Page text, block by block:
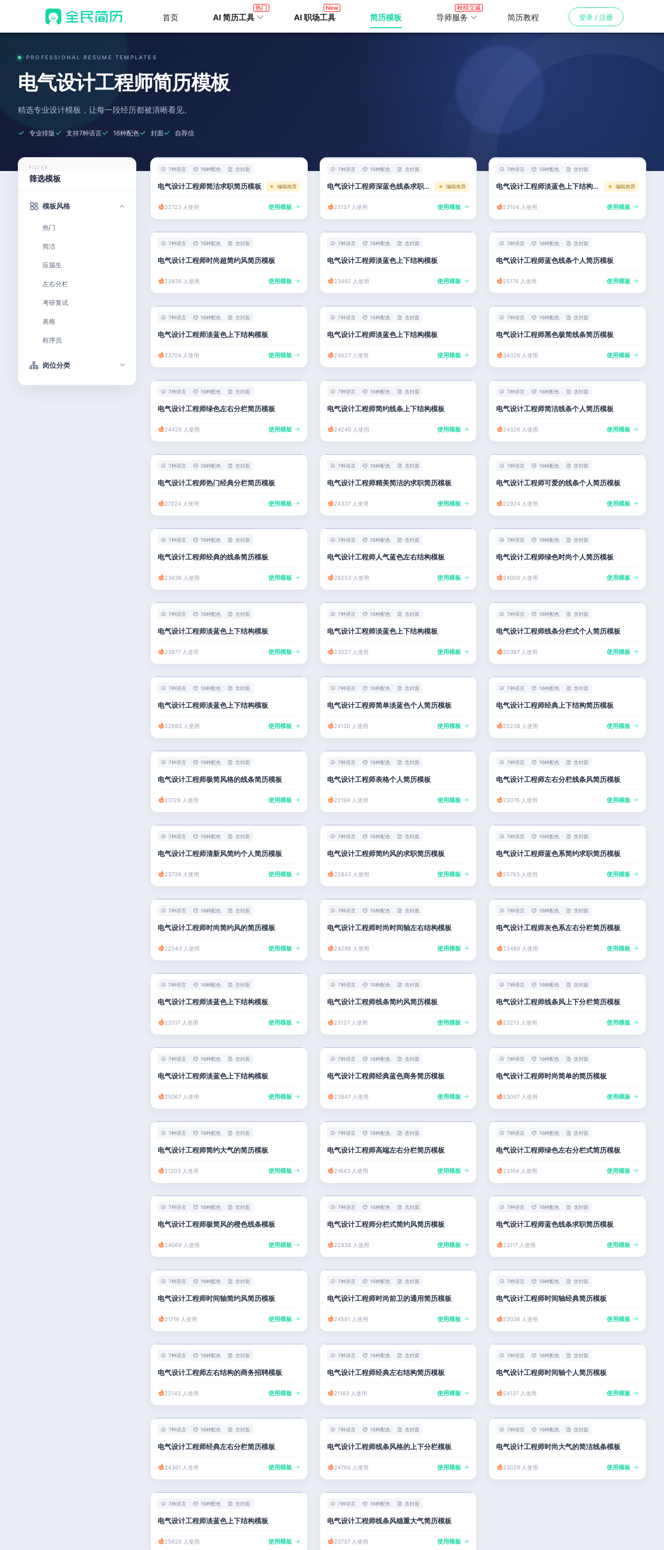
首页 AI 简历工具
热门
AI 职场工具
New
简历模板 导师服务
秋招立减
简历教程 登录 / 注册
PROFESSIONAL RESUME TEMPLATES
电气设计工程师简历模板
精选专业设计模板，让每一段经历都被清晰看见。
专业排版 支持7种语言 16种配色 封面 自荐信
FILTER
筛选模板
模板风格
热门
简洁
应届生
左右分栏
考研复试
表格
程序员
岗位分类
技术 / 研发
7种语言 16种配色 含封面
电气设计工程师简洁求职简历模板 编辑推荐
22723 人使用 使用模板
7种语言 16种配色 含封面
电气设计工程师深蓝色线条求职简历模板 编辑推荐
23137 人使用 使用模板
7种语言 16种配色 含封面
电气设计工程师淡蓝色上下结构模板 编辑推荐
23104 人使用 使用模板
7种语言 16种配色 含封面
电气设计工程师时尚超简约风简历模板
22836 人使用 使用模板
7种语言 16种配色 含封面
电气设计工程师淡蓝色上下结构模板
23492 人使用 使用模板
7种语言 16种配色 含封面
电气设计工程师蓝色线条个人简历模板
25176 人使用 使用模板
7种语言 16种配色 含封面
电气设计工程师淡蓝色上下结构模板
23704 人使用 使用模板
7种语言 16种配色 含封面
电气设计工程师淡蓝色上下结构模板
24027 人使用 使用模板
7种语言 16种配色 含封面
电气设计工程师黑色极简线条简历模板
34326 人使用 使用模板
7种语言 16种配色 含封面
电气设计工程师绿色左右分栏简历模板
24426 人使用 使用模板
7种语言 16种配色 含封面
电气设计工程师简约线条上下结构模板
24240 人使用 使用模板
7种语言 16种配色 含封面
电气设计工程师简洁线条个人简历模板
24326 人使用 使用模板
7种语言 16种配色 含封面
电气设计工程师热门经典分栏简历模板
27224 人使用 使用模板
7种语言 16种配色 含封面
电气设计工程师精美简洁的求职简历模板
24337 人使用 使用模板
7种语言 16种配色 含封面
电气设计工程师可爱的线条个人简历模板
22924 人使用 使用模板
7种语言 16种配色 含封面
电气设计工程师经典的线条简历模板
23636 人使用 使用模板
7种语言 16种配色 含封面
电气设计工程师人气蓝色左右结构模板
28253 人使用 使用模板
7种语言 16种配色 含封面
电气设计工程师绿色时尚个人简历模板
24000 人使用 使用模板
7种语言 16种配色 含封面
电气设计工程师淡蓝色上下结构模板
23877 人使用 使用模板
7种语言 16种配色 含封面
电气设计工程师淡蓝色上下结构模板
23027 人使用 使用模板
7种语言 16种配色 含封面
电气设计工程师线条分栏式个人简历模板
20387 人使用 使用模板
7种语言 16种配色 含封面
电气设计工程师淡蓝色上下结构模板
22693 人使用 使用模板
7种语言 16种配色 含封面
电气设计工程师简单淡蓝色个人简历模板
24130 人使用 使用模板
7种语言 16种配色 含封面
电气设计工程师经典上下结构简历模板
25238 人使用 使用模板
7种语言 16种配色 含封面
电气设计工程师极简风格的线条简历模板
23128 人使用 使用模板
7种语言 16种配色 含封面
电气设计工程师表格个人简历模板
22194 人使用 使用模板
7种语言 16种配色 含封面
电气设计工程师左右分栏线条风简历模板
23076 人使用 使用模板
7种语言 16种配色 含封面
电气设计工程师清新风简约个人简历模板
23739 人使用 使用模板
7种语言 16种配色 含封面
电气设计工程师简约风的求职简历模板
22843 人使用 使用模板
7种语言 16种配色 含封面
电气设计工程师蓝色系简约求职简历模板
25763 人使用 使用模板
7种语言 16种配色 含封面
电气设计工程师时尚简约风的简历模板
22243 人使用 使用模板
7种语言 16种配色 含封面
电气设计工程师时尚时间轴左右结构模板
24298 人使用 使用模板
7种语言 16种配色 含封面
电气设计工程师灰色系左右分栏简历模板
23489 人使用 使用模板
7种语言 16种配色 含封面
电气设计工程师淡蓝色上下结构模板
23317 人使用 使用模板
7种语言 16种配色 含封面
电气设计工程师线条简约风简历模板
23127 人使用 使用模板
7种语言 16种配色 含封面
电气设计工程师线条风上下分栏简历模板
23213 人使用 使用模板
7种语言 16种配色 含封面
电气设计工程师淡蓝色上下结构模板
25067 人使用 使用模板
7种语言 16种配色 含封面
电气设计工程师经典蓝色商务简历模板
23847 人使用 使用模板
7种语言 16种配色 含封面
电气设计工程师时尚简单的简历模板
23067 人使用 使用模板
7种语言 16种配色 含封面
电气设计工程师简约大气的简历模板
21203 人使用 使用模板
7种语言 16种配色 含封面
电气设计工程师高端左右分栏简历模板
21643 人使用 使用模板
7种语言 16种配色 含封面
电气设计工程师绿色左右分栏式简历模板
23164 人使用 使用模板
7种语言 16种配色 含封面
电气设计工程师极简风的橙色线条模板
24069 人使用 使用模板
7种语言 16种配色 含封面
电气设计工程师分栏式简约风简历模板
22938 人使用 使用模板
7种语言 16种配色 含封面
电气设计工程师蓝色线条求职简历模板
23117 人使用 使用模板
7种语言 16种配色 含封面
电气设计工程师时间轴简约风简历模板
21716 人使用 使用模板
7种语言 16种配色 含封面
电气设计工程师时尚前卫的通用简历模板
24581 人使用 使用模板
7种语言 16种配色 含封面
电气设计工程师时间轴经典简历模板
23036 人使用 使用模板
7种语言 16种配色 含封面
电气设计工程师左右结构的商务招聘模板
22143 人使用 使用模板
7种语言 16种配色 含封面
电气设计工程师经典左右结构简历模板
21183 人使用 使用模板
7种语言 16种配色 含封面
电气设计工程师时间轴个人简历模板
24137 人使用 使用模板
7种语言 16种配色 含封面
电气设计工程师经典左右分栏简历模板
24361 人使用 使用模板
7种语言 16种配色 含封面
电气设计工程师线条风格的上下分栏模板
24766 人使用 使用模板
7种语言 16种配色 含封面
电气设计工程师时尚大气的简洁线条模板
23029 人使用 使用模板
7种语言 16种配色 含封面
电气设计工程师淡蓝色上下结构模板
25626 人使用 使用模板
7种语言 16种配色 含封面
电气设计工程师线条风稳重大气简历模板
23737 人使用 使用模板